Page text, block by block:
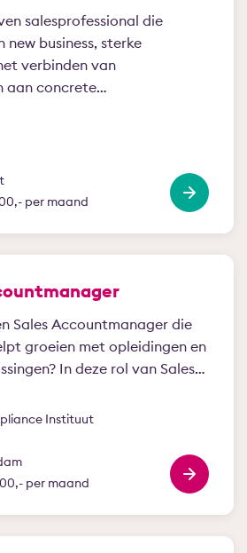
salesprofessional die
business, sterke
verbinden van
aan concrete…
per maand
Sales Accountmanager die
groeien met opleidingen en
In deze rol van Sales…
Instituut
per maand